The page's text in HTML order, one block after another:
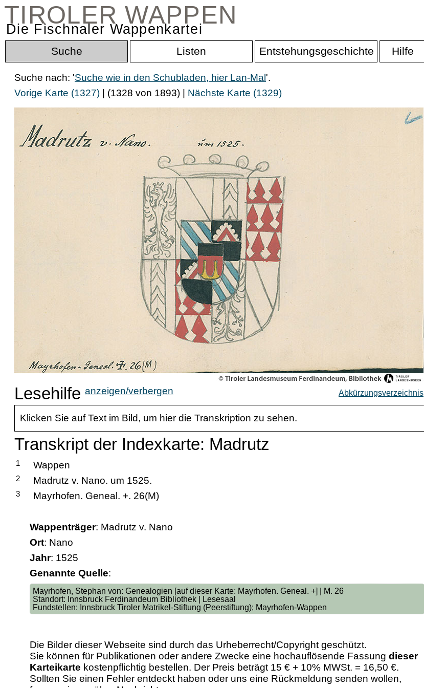
TIROLER WAPPEN
Die Fischnaler Wappenkartei
Suche Listen Entstehungsgeschichte Hilfe
Suche nach: 'Suche wie in den Schubladen, hier Lan-Mal '.
Vorige Karte (1327) | (1328 von 1893) | Nächste Karte (1329)
Lesehilfe anzeigen/verbergen Abkürzungsverzeichnis
Klicken Sie auf Text im Bild, um hier die Transkription zu sehen.
Transkript der Indexkarte: Madrutz
1 Wappen
2 Madrutz v. Nano. um 1525.
3 Mayrhofen. Geneal. +. 26(M)
Wappenträger: Madrutz v. Nano
Ort: Nano
Jahr: 1525
Genannte Quelle:
Mayrhofen, Stephan von: Genealogien [auf dieser Karte: Mayrhofen. Geneal. +] | M. 26
Standort: Innsbruck Ferdinandeum Bibliothek | Lesesaal
Fundstellen: Innsbruck Tiroler Matrikel-Stiftung (Peerstiftung); Mayrhofen-Wappen
Die Bilder dieser Webseite sind durch das Urheberrecht/Copyright geschützt.
Sie können für Publikationen oder andere Zwecke eine hochauflösende Fassung dieser
Karteikarte kostenpflichtig bestellen. Der Preis beträgt 15 € + 10% MWSt. = 16,50 €.
Sollten Sie einen Fehler entdeckt haben oder uns eine Rückmeldung senden wollen,